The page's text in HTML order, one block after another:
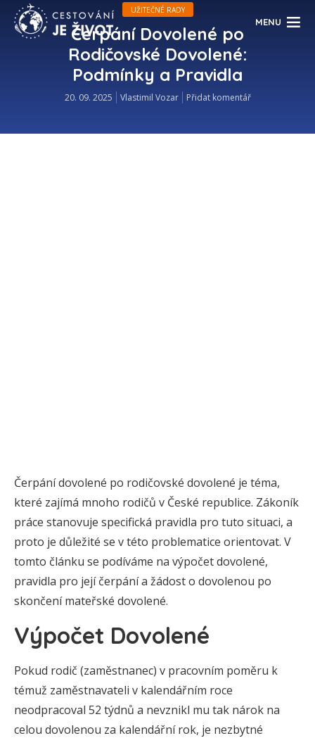
MENU
UŽITEČNÉ RADY
Čerpání Dovolené po
Rodičovské Dovolené:
Podmínky a Pravidla
20. 09. 2025 Vlastimil Vozar Přidat komentář
Čerpání dovolené po rodičovské dovolené je téma,
které zajímá mnoho rodičů v České republice. Zákoník
práce stanovuje specifická pravidla pro tuto situaci, a
proto je důležité se v této problematice orientovat. V
tomto článku se podíváme na výpočet dovolené,
pravidla pro její čerpání a žádost o dovolenou po
skončení mateřské dovolené.
Výpočet Dovolené
Pokud rodič (zaměstnanec) v pracovním poměru k
témuž zaměstnavateli v kalendářním roce
neodpracoval 52 týdnů a nevznikl mu tak nárok na
celou dovolenou za kalendářní rok, je nezbytné